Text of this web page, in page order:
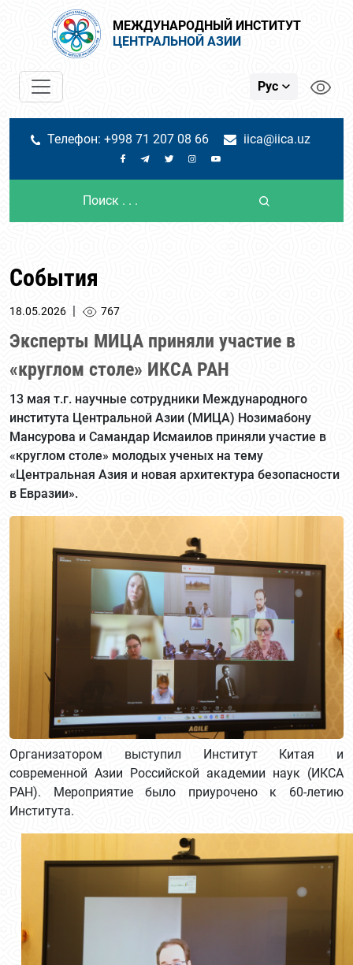
МЕЖДУНАРОДНЫЙ ИНСТИТУТ
ЦЕНТРАЛЬНОЙ АЗИИ
Рус
Телефон: +998 71 207 08 66 iica@iica.uz
События
18.05.2026 | 767
Эксперты МИЦА приняли участие в
«круглом столе» ИКСА РАН
13 мая т.г. научные сотрудники Международного
института Центральной Азии (МИЦА) Нозимабону
Мансурова и Самандар Исмаилов приняли участие в
«круглом столе» молодых ученых на тему
«Центральная Азия и новая архитектура безопасности
в Евразии».
Организатором выступил Институт Китая и
современной Азии Российской академии наук (ИКСА
РАН). Мероприятие было приурочено к 60-летию
Института.